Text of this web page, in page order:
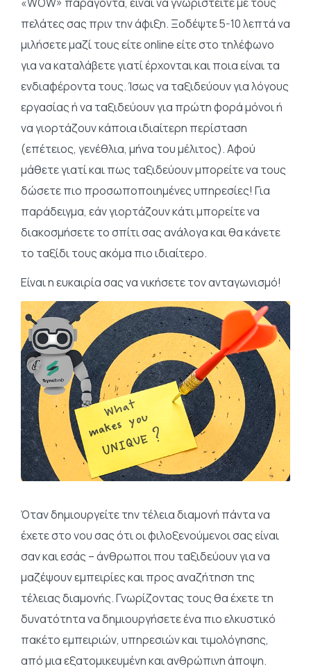
πελάτες σας πριν την άφιξη. Ξοδέψτε 5-10 λεπτά να
μιλήσετε μαζί τους είτε online είτε στο τηλέφωνο
για να καταλάβετε γιατί έρχονται και ποια είναι τα
ενδιαφέροντα τους. Ίσως να ταξιδεύουν για λόγους
εργασίας ή να ταξιδεύουν για πρώτη φορά μόνοι ή
να γιορτάζουν κάποια ιδιαίτερη περίσταση
(επέτειος, γενέθλια, μήνα του μέλιτος). Αφού
μάθετε γιατί και πως ταξιδεύουν μπορείτε να τους
δώσετε πιο προσωποποιημένες υπηρεσίες! Για
παράδειγμα, εάν γιορτάζουν κάτι μπορείτε να
διακοσμήσετε το σπίτι σας ανάλογα και θα κάνετε
το ταξίδι τους ακόμα πιο ιδιαίτερο.
Είναι η ευκαιρία σας να νικήσετε τον ανταγωνισμό!
Όταν δημιουργείτε την τέλεια διαμονή πάντα να
έχετε στο νου σας ότι οι φιλοξενούμενοι σας είναι
σαν και εσάς – άνθρωποι που ταξιδεύουν για να
μαζέψουν εμπειρίες και προς αναζήτηση της
τέλειας διαμονής. Γνωρίζοντας τους θα έχετε τη
δυνατότητα να δημιουργήσετε ένα πιο ελκυστικό
πακέτο εμπειριών, υπηρεσιών και τιμολόγησης,
από μια εξατομικευμένη και ανθρώπινη άποψη.